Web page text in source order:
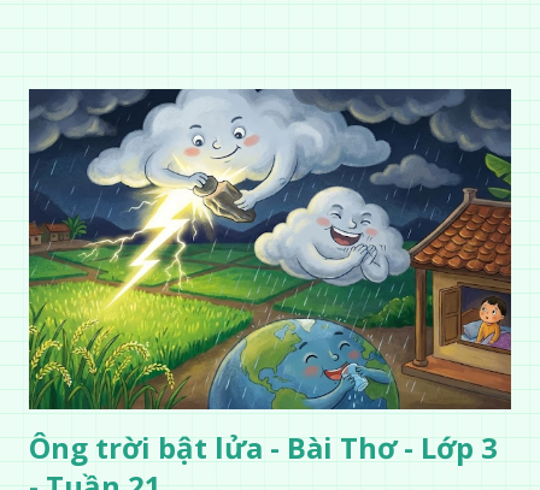
Ông trời bật lửa - Bài Thơ - Lớp 3